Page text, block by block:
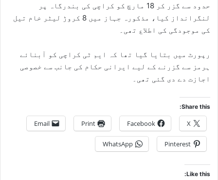
حدود سے گزر کر 18 مارچ کو کراچی کی بندرگاہ پر
لنگرانداز کیا، مذکورہ جہاز میں 8 کروڑ لیٹر خام تیل
کی موجودگی کی اطلاع تھی۔
رپورٹ میں بتایا گیا تھا کہ ایم ٹی کراچی کو آبنائے
ہرمز سے گزرنے کے لیے ایرانی حکام کی جانب سے خصوصی
اجازت دے دی گئی تھی۔
Share this:
X
Facebook
Print
Email
Pinterest
WhatsApp
Like this: